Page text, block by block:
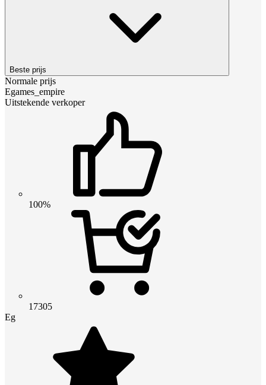
Beste prijs
Normale prijs
Egames_empire
Uitstekende verkoper
100%
17305
Eg